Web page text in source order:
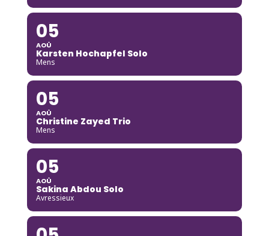
05
AOÛ
Karsten Hochapfel Solo
Mens
05
AOÛ
Christine Zayed Trio
Mens
05
AOÛ
Sakina Abdou Solo
Avressieux